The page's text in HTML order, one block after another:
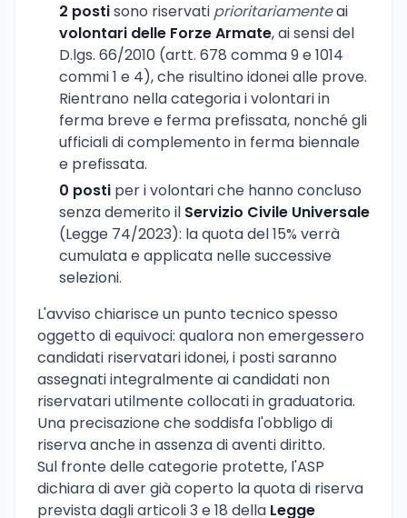
2 postisono riservati prioritariamenteai
volontari delle Forze Armate, ai sensi del
D.lgs. 66/2010 (artt. 678 comma 9 e 1014
commi 1 e 4), che risultino idonei alle prove.
Rientrano nella categoria i volontari in
ferma breve e ferma prefissata, nonché gli
ufficiali di complemento in ferma biennale
e prefissata.
0 posti per i volontari che hanno concluso
senza demerito il Servizio Civile Universale
(Legge 74/2023): la quota del 15% verrà
cumulata e applicata nelle successive
selezioni.
L'avviso chiarisce un punto tecnico spesso
oggetto di equivoci: qualora non emergessero
candidati riservatari idonei, i posti saranno
assegnati integralmente ai candidati non
riservatari utilmente collocati in graduatoria.
Una precisazione che soddisfa l'obbligo di
riserva anche in assenza di aventi diritto.
Sul fronte delle categorie protette, l'ASP
dichiara di aver già coperto la quota di riserva
prevista dagli articoli 3 e 18 della Legge